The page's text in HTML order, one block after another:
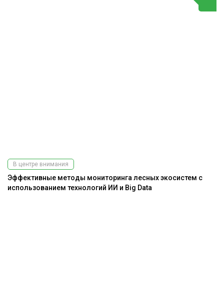
В центре внимания
Эффективные методы мониторинга лесных экосистем с
использованием технологий ИИ и Big Data